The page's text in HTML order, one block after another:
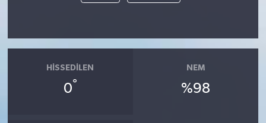
HISSEDILEN
0°
NEM
%98